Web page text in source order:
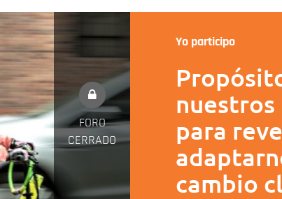
FORO
CERRADO
Yo participo
para
cambio